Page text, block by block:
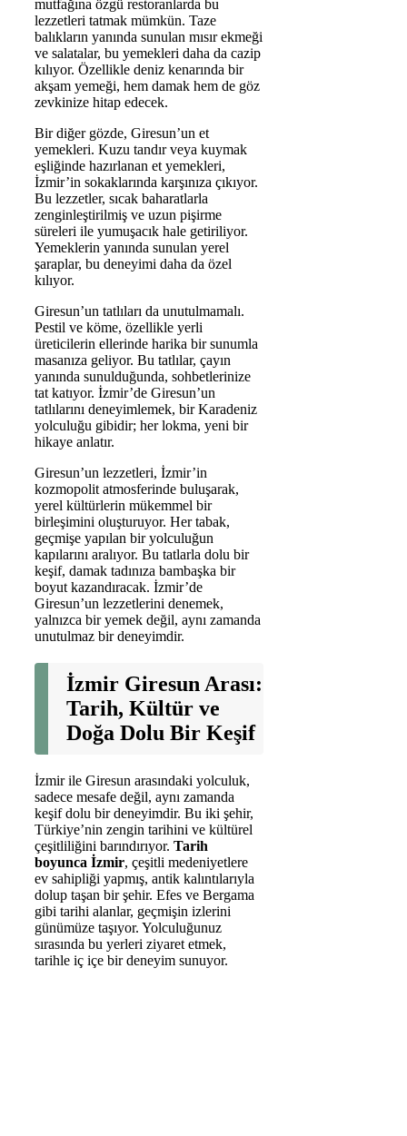
mutfağına özgü restoranlarda bu
lezzetleri tatmak mümkün. Taze
balıkların yanında sunulan mısır ekmeği
ve salatalar, bu yemekleri daha da cazip
kılıyor. Özellikle deniz kenarında bir
akşam yemeği, hem damak hem de göz
zevkinize hitap edecek.
Bir diğer gözde, Giresun’un et
yemekleri. Kuzu tandır veya kuymak
eşliğinde hazırlanan et yemekleri,
İzmir’in sokaklarında karşınıza çıkıyor.
Bu lezzetler, sıcak baharatlarla
zenginleştirilmiş ve uzun pişirme
süreleri ile yumuşacık hale getiriliyor.
Yemeklerin yanında sunulan yerel
şaraplar, bu deneyimi daha da özel
kılıyor.
Giresun’un tatlıları da unutulmamalı.
Pestil ve köme, özellikle yerli
üreticilerin ellerinde harika bir sunumla
masanıza geliyor. Bu tatlılar, çayın
yanında sunulduğunda, sohbetlerinize
tat katıyor. İzmir’de Giresun’un
tatlılarını deneyimlemek, bir Karadeniz
yolculuğu gibidir; her lokma, yeni bir
hikaye anlatır.
Giresun’un lezzetleri, İzmir’in
kozmopolit atmosferinde buluşarak,
yerel kültürlerin mükemmel bir
birleşimini oluşturuyor. Her tabak,
geçmişe yapılan bir yolculuğun
kapılarını aralıyor. Bu tatlarla dolu bir
keşif, damak tadınıza bambaşka bir
boyut kazandıracak. İzmir’de
Giresun’un lezzetlerini denemek,
yalnızca bir yemek değil, aynı zamanda
unutulmaz bir deneyimdir.
İzmir Giresun Arası:
Tarih, Kültür ve
Doğa Dolu Bir Keşif
İzmir ile Giresun arasındaki yolculuk,
sadece mesafe değil, aynı zamanda
keşif dolu bir deneyimdir. Bu iki şehir,
Türkiye’nin zengin tarihini ve kültürel
çeşitliliğini barındırıyor. Tarih
boyunca İzmir, çeşitli medeniyetlere
ev sahipliği yapmış, antik kalıntılarıyla
dolup taşan bir şehir. Efes ve Bergama
gibi tarihi alanlar, geçmişin izlerini
günümüze taşıyor. Yolculuğunuz
sırasında bu yerleri ziyaret etmek,
tarihle iç içe bir deneyim sunuyor.